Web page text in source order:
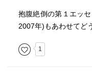
抱腹絶倒の第１エッ
2007年)もあわせてど
1